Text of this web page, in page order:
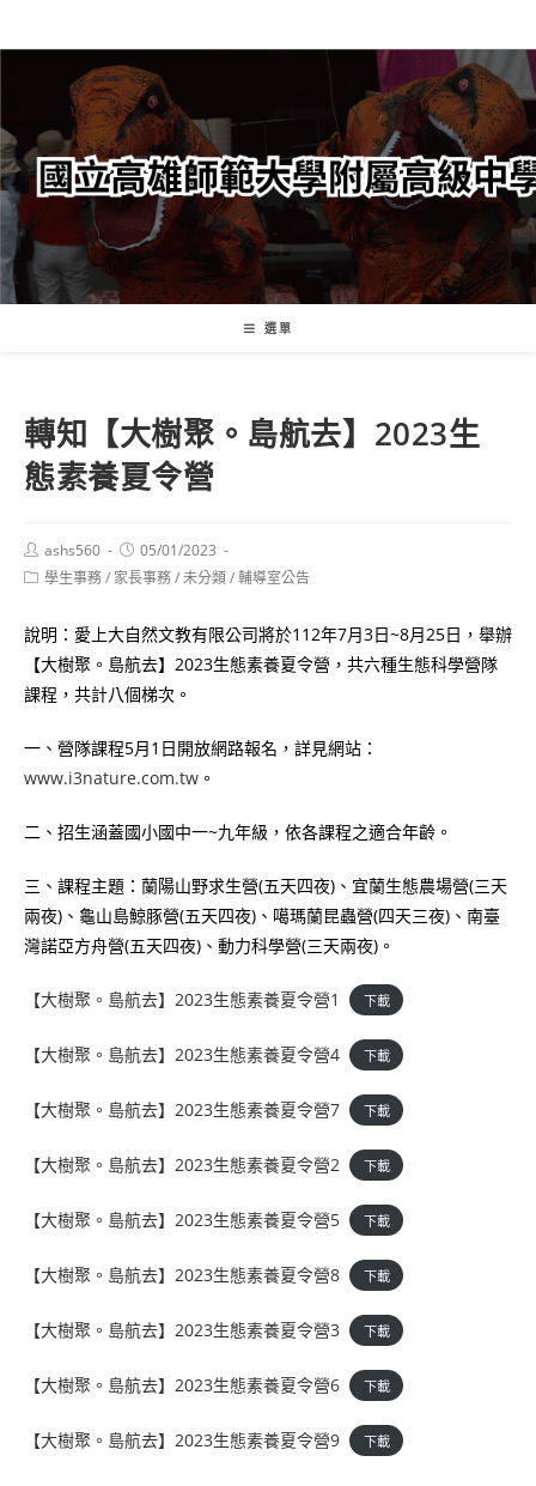
轉
要
內
容
選單
轉知【大樹聚。島航去】2023生
態素養夏令營
Post
author:
ashs560
Post
published:
05/01/2023
Post學生事務/ 家長事務/未分類/輔導室公告
說明：愛上大自然文教有限公司將於112年7月3日~8月25日，舉辦
【大樹聚。島航去】2023生態素養夏令營，共六種生態科學營隊
課程，共計八個梯次。
一、營隊課程5月1日開放網路報名，詳見網站：
www.i3nature.com.tw 。
二、招生涵蓋國小國中一~九年級，依各課程之適合年齡。
三、課程主題：蘭陽山野求生營(五天四夜)、宜蘭生態農場營(三天
兩夜)、龜山島鯨豚營(五天四夜)、噶瑪蘭昆蟲營(四天三夜)、南臺
灣諾亞方舟營(五天四夜)、動力科學營(三天兩夜)。
【大樹聚。島航去】2023生態素養夏令營1 下載
【大樹聚。島航去】2023生態素養夏令營4 下載
【大樹聚。島航去】2023生態素養夏令營7 下載
【大樹聚。島航去】2023生態素養夏令營2 下載
【大樹聚。島航去】2023生態素養夏令營5 下載
【大樹聚。島航去】2023生態素養夏令營8 下載
【大樹聚。島航去】2023生態素養夏令營3 下載
【大樹聚。島航去】2023生態素養夏令營6 下載
【大樹聚。島航去】2023生態素養夏令營9 下載